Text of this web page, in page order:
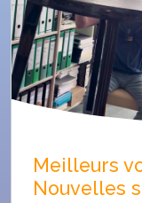
Meilleurs
Nouvelles